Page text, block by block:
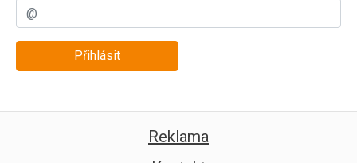
Přihlásit
Reklama